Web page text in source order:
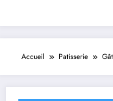
Accueil Patisserie